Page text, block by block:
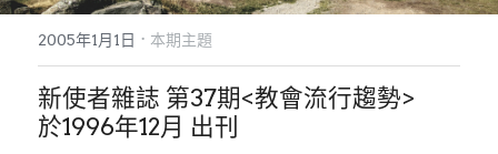
編者的話
本期主題
大專世界
寫寫畫畫
漫畫
訂購/奉獻/廣告刊登
好站連結
Facebook
2005年1月1日 · 本期主題
新使者雜誌 第37期<教會流行趨勢>
於1996年12月 出刊